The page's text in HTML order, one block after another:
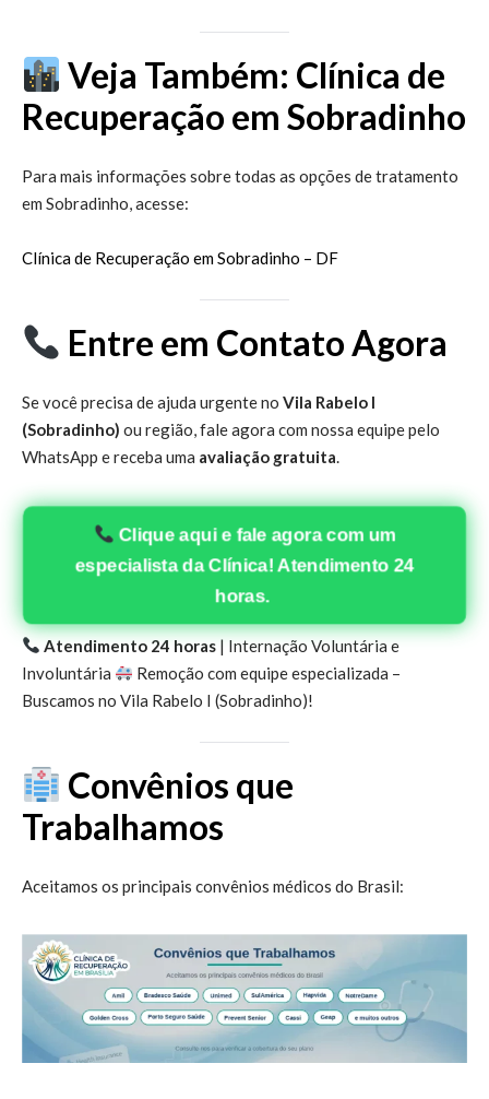
Veja Também: Clínica de
Recuperação em Sobradinho
Para mais informações sobre todas as opções de tratamento
em Sobradinho, acesse:
Clínica de Recuperação em Sobradinho – DF
Entre em Contato Agora
Se você precisa de ajuda urgente no Vila Rabelo I
(Sobradinho) ou região, fale agora com nossa equipe pelo
WhatsApp e receba uma avaliação gratuita
Clique aqui e fale agora com um
especialista da Clínica! Atendimento 24
horas.
Atendimento 24 horas | Internação Voluntária e
Involuntária
Remoção com equipe especializada –
Buscamos no Vila Rabelo I (Sobradinho)!
Convênios que
Trabalhamos
Aceitamos os principais convênios médicos do Brasil: